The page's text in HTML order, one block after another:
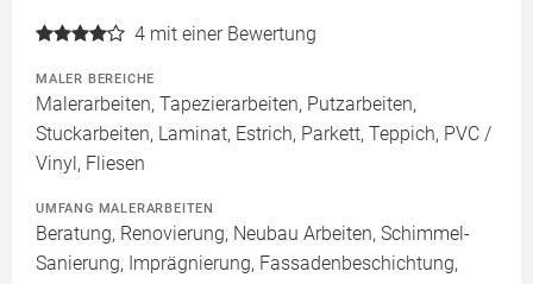
4 mit einer Bewertung
MALER BEREICHE
Malerarbeiten, Tapezierarbeiten, Putzarbeiten,
Stuckarbeiten, Laminat, Estrich, Parkett, Teppich, PVC /
Vinyl, Fliesen
UMFANG MALERARBEITEN
Beratung, Renovierung, Neubau Arbeiten, Schimmel-
Sanierung, Imprägnierung, Fassadenbeschichtung,